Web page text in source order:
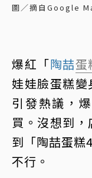
圖／摘自Google
爆紅「陶喆蛋
娃娃臉蛋糕
引發熱議，
買。沒想到
到「陶喆蛋糕
不行。